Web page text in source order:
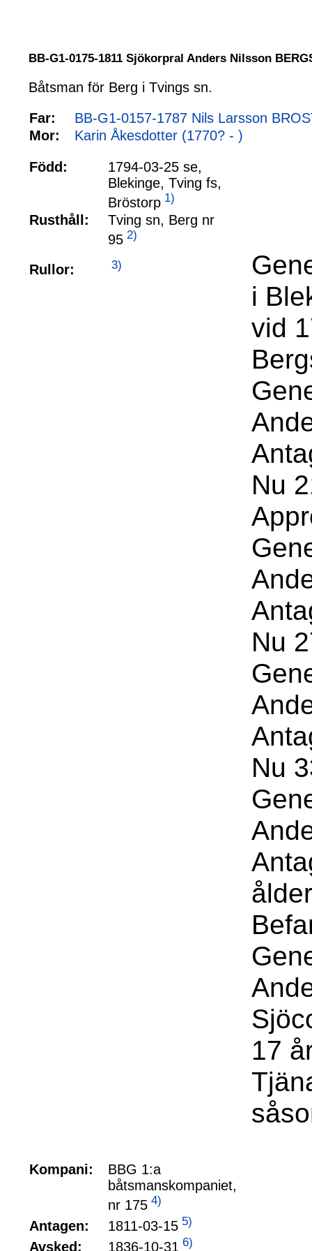
BB-G1-0175-1811 Sjökorpral Anders Nilsson
Båtsman för Berg i Tvings sn.
Far:
BB-G1-0157-1787 Nils Larsson
Mor:
Karin Åkesdotter (1770? - )
Född:
1794-03-25 se,
Blekinge, Tving fs,
Bröstorp 1)
Rusthåll:
Tving sn, Berg nr
95 2)
Rullor: 3)
i
vid
Nu
Nu
Nu
17
Kompani:
BBG 1:a
båtsmanskompaniet,
nr 175 4)
Antagen: 1811-03-15 5)
Avsked: 1836-10-31 6)